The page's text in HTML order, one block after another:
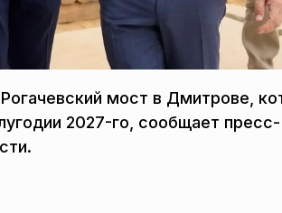
мост в Дмитрове,
2027-го, сообщает пресс-